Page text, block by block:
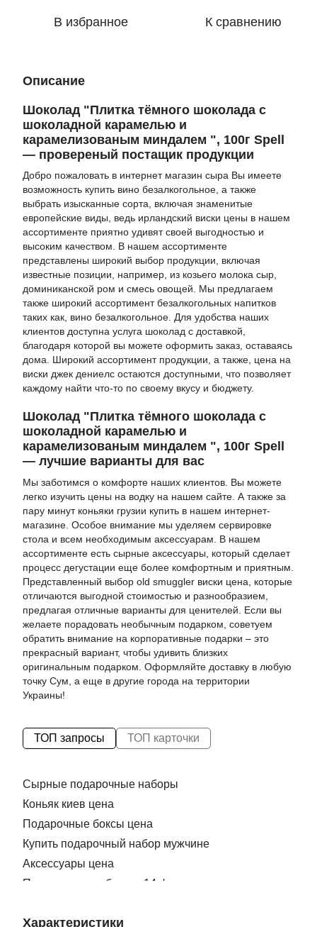
В избранное К сравнению
Описание
Шоколад "Плитка тёмного шоколада с
шоколадной карамелью и
карамелизованым миндалем ", 100г Spell
— провереный постащик продукции
Добро пожаловать в интернет магазин сыра Вы имеете
возможность купить вино безалкогольное, а также
выбрать изысканные сорта, включая знаменитые
европейские виды, ведь ирландский виски цены в нашем
ассортименте приятно удивят своей выгодностью и
высоким качеством. В нашем ассортименте
представлены широкий выбор продукции, включая
известные позиции, например, из козьего молока сыр,
доминиканской ром и смесь овощей. Мы предлагаем
также широкий ассортимент безалкогольных напитков
таких как, вино безалкогольное. Для удобства наших
клиентов доступна услуга шоколад с доставкой,
благодаря которой вы можете оформить заказ, оставаясь
дома. Широкий ассортимент продукции, а также, цена на
виски джек дениелс остаются доступными, что позволяет
каждому найти что-то по своему вкусу и бюджету.
Шоколад "Плитка тёмного шоколада с
шоколадной карамелью и
карамелизованым миндалем ", 100г Spell
— лучшие варианты для вас
Мы заботимся о комфорте наших клиентов. Вы можете
легко изучить цены на водку на нашем сайте. А также за
пару минут коньяки грузии купить в нашем интернет-
магазине. Особое внимание мы уделяем сервировке
стола и всем необходимым аксессуарам. В нашем
ассортименте есть сырные аксессуары , который сделает
процесс дегустации еще более комфортным и приятным.
Представленный выбор old smuggler виски цена , которые
отличаются выгодной стоимостью и разнообразием,
предлагая отличные варианты для ценителей. Если вы
желаете порадовать необычным подарком, советуем
обратить внимание на корпоративные подарки – это
прекрасный вариант, чтобы удивить близких
оригинальным подарком. Оформляйте доставку в любую
точку Сум, а еще в другие города на территории
Украины!
ТОП запросы ТОП карточки
Сырные подарочные наборы
Коньяк киев цена
Подарочные боксы цена
Купить подарочный набор мужчине
Аксессуары цена
Подарочные наборы к 14 февраля
Купить подарок ко дню влюбленных
Характеристики